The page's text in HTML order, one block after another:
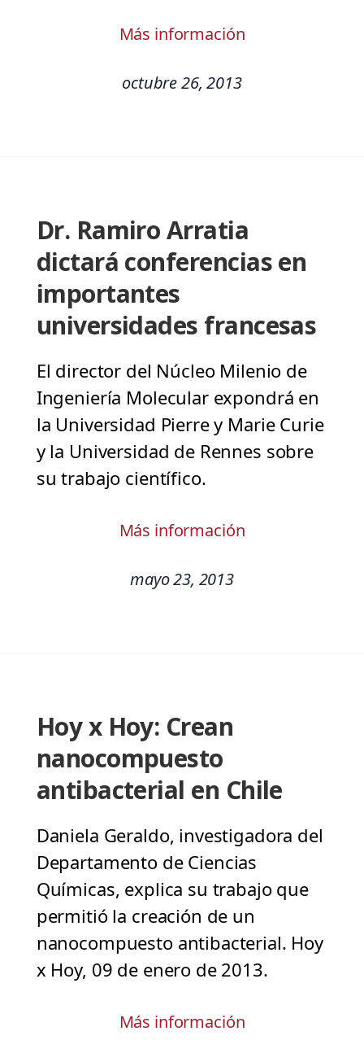
Más información
octubre 26, 2013
Dr. Ramiro Arratia
dictará conferencias en
importantes
universidades francesas
El director del Núcleo Milenio de
Ingeniería Molecular expondrá en
la Universidad Pierre y Marie Curie
y la Universidad de Rennes sobre
su trabajo científico.
Más información
mayo 23, 2013
Hoy x Hoy: Crean
nanocompuesto
antibacterial en Chile
Daniela Geraldo, investigadora del
Departamento de Ciencias
Químicas, explica su trabajo que
permitió la creación de un
nanocompuesto antibacterial. Hoy
x Hoy, 09 de enero de 2013.
Más información